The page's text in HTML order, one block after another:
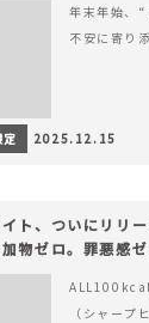
年末年始、
不安に寄り
2025.12.15
イト、ついにリリ
物ゼロ。罪悪感
プ100）』
（シャープ